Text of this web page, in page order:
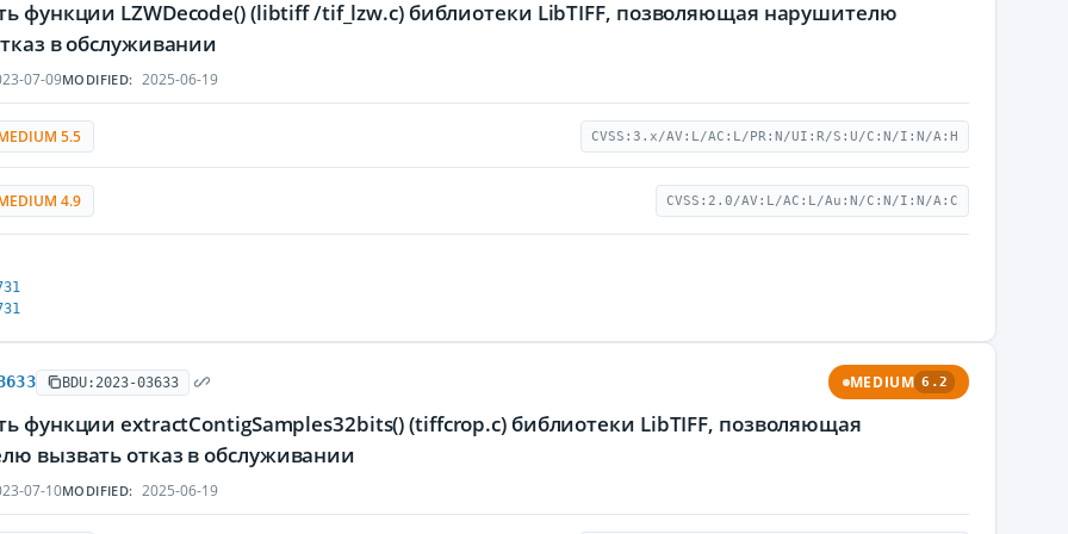
функции LZWDecode() (libtiff /tif_lzw.c) библиотеки LibTIFF, позволяющая нарушителю
в обслуживании
07-09MODIFIED: 2025-06-19
5.5 CVSS:3.x/AV:L/AC:L/PR:N/UI:R/S:U/C:N/I:N/A:H
4.9 CVSS:2.0/AV:L/AC:L/Au:N/C:N/I:N/A:C
BDU:2023-03633 MEDIUM 6.2
функции extractContigSamples32bits() (tiffcrop.c) библиотеки LibTIFF, позволяющая
вызвать отказ в обслуживании
07-10MODIFIED: 2025-06-19